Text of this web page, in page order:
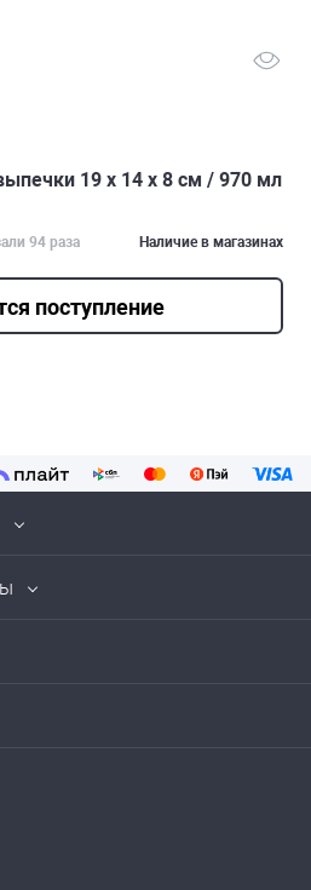
19 х 14 х 8 см / 970 мл
94 раза Наличие в магазинах
поступление